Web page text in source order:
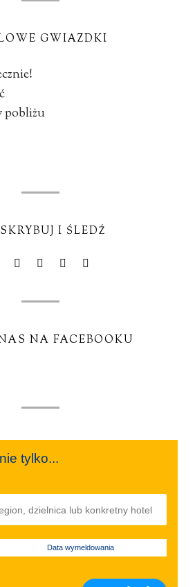
GWIAZDKI
pobliżu
I ŚLEDŹ
NA FACEBOOKU
tylko...
Data wymeldowania